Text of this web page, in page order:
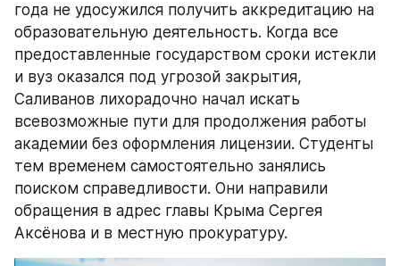
года не удосужился получить аккредитацию на
образовательную деятельность. Когда все
предоставленные государством сроки истекли
и вуз оказался под угрозой закрытия,
Саливанов лихорадочно начал искать
всевозможные пути для продолжения работы
академии без оформления лицензии. Студенты
тем временем самостоятельно занялись
поиском справедливости. Они направили
обращения в адрес главы Крыма Сергея
Аксёнова и в местную прокуратуру.